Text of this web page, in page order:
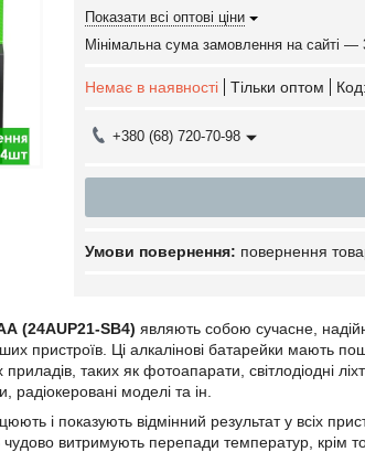
Показати всі оптові ціни
Мінімальна сума замовлення на сайті —
Немає в наявності Тільки оптом Код:
+380 (68) 720-70-98
повернення
(24AUP21-SB4) являють собою сучасне,
пристроїв. Ці алкалінові батарейки мають
приладів, таких як фотоапарати, світлодіодні
радіокеровані моделі та ін.
і показують відмінний результат у всіх
витримують перепади температур, крім